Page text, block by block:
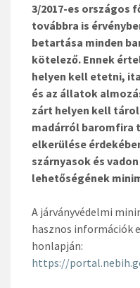
3/2017-es országos
továbbra is
betartása minden
kötelező. Ennek
helyen kell etetni,
és az állatok
zárt helyen kell
madárról baromfira
elkerülése
szárnyasok és
lehetőségének
A járványvédelmi
hasznos információk
honlapján:
https://